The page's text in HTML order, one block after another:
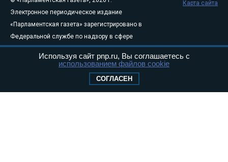
Электронное периодическое издание
«Парламентская газета» зарегистрировано в
Федеральной службе по надзору в сфере
связи, информационных технологий и
массовых коммуникаций (Роскомнадзор) 05
Свидетельство о регистрации Эл № ФС77-
Карта сайта
Используя сайт pnp.ru, Вы соглашаетесь с
использованием файлов cookie
СОГЛАСЕН